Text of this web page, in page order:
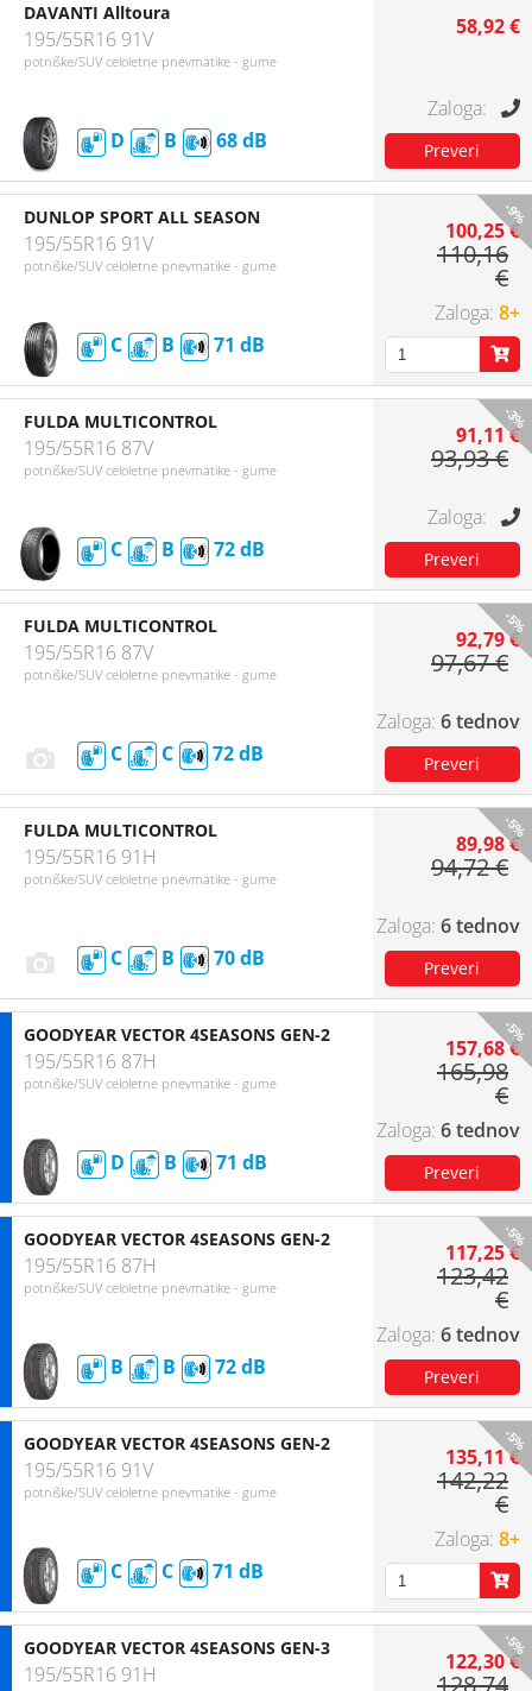
DAVANTI Alltoura
195/55R16 91V
potniške/SUV celoletne pnevmatike - gume
D B 68
58,92 €
-9%
DUNLOP SPORT ALL SEASON
195/55R16 91V
potniške/SUV celoletne pnevmatike - gume
C B 71
100,25 €
110,16
€
8+
-3%
FULDA MULTICONTROL
195/55R16 87V
potniške/SUV celoletne pnevmatike - gume
C B 72
91,11 €
93,93 €
-5%
FULDA MULTICONTROL
195/55R16 87V
potniške/SUV celoletne pnevmatike - gume
C C 72
92,79 €
97,67 €
6 tednov
-5%
FULDA MULTICONTROL
195/55R16 91H
potniške/SUV celoletne pnevmatike - gume
C B 70
89,98 €
94,72 €
6 tednov
-5%
GOODYEAR VECTOR 4SEASONS GEN-2
195/55R16 87H
potniške/SUV celoletne pnevmatike - gume
D B 71
157,68 €
165,98
€
6 tednov
-5%
GOODYEAR VECTOR 4SEASONS GEN-2
195/55R16 87H
potniške/SUV celoletne pnevmatike - gume
B B 72
117,25 €
123,42
€
6 tednov
-5%
GOODYEAR VECTOR 4SEASONS GEN-2
195/55R16 91V
potniške/SUV celoletne pnevmatike - gume
C C 71
135,11 €
142,22
€
8+
-5%
GOODYEAR VECTOR 4SEASONS GEN-3
195/55R16 91H 122,30 €
128,74